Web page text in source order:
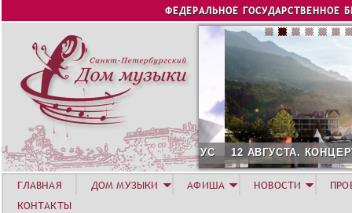
Jump to navigation
ФЕДЕРАЛЬНОЕ ГОСУДАРСТВЕННОЕ
12 АВГУСТА. КОНЦЕРТ
ГЛАВНАЯ ДОМ МУЗЫКИ АФИША НОВОСТИ
КОНТАКТЫ